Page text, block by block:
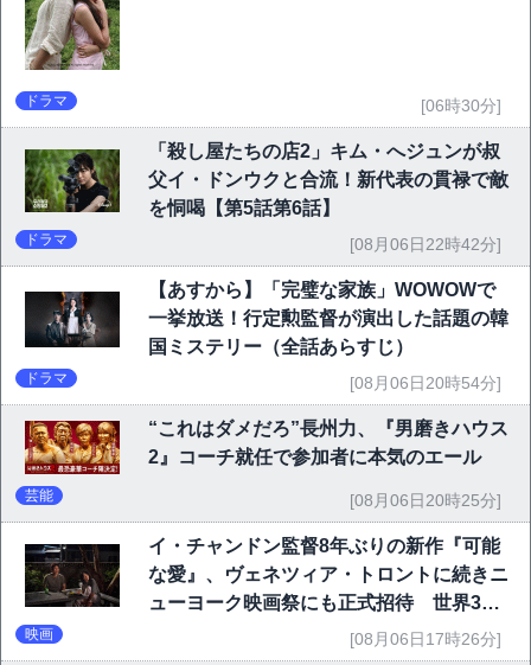
ドラマ [06時30分]
「殺し屋たちの店2」キム・へジュンが叔
父イ・ドンウクと合流！新代表の貫禄で敵
を恫喝【第5話第6話】
ドラマ [08月06日22時42分]
【あすから】「完璧な家族」WOWOWで
一挙放送！行定勲監督が演出した話題の韓
国ミステリー（全話あらすじ）
ドラマ [08月06日20時54分]
“これはダメだろ”長州力、『男磨きハウス
2』コーチ就任で参加者に本気のエール
芸能 [08月06日20時25分]
イ・チャンドン監督8年ぶりの新作『可能
な愛』、ヴェネツィア・トロントに続きニ
ューヨーク映画祭にも正式招待 世界3大
映画祭で快挙｜Netflix映画
映画 [08月06日17時26分]